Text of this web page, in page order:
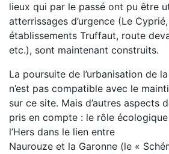
lieux qui par le passé ont pu être
atterrissages d’urgence (Le
établissements Truffaut, route
etc.), sont maintenant construits.
La poursuite de l’urbanisation de
n’est pas compatible avec le
sur ce site. Mais d’autres aspects
pris en compte : le rôle
l’Hers dans le lien entre
Naurouze et la Garonne (le «